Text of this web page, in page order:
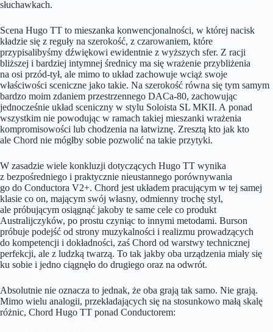
słuchawkach.
Scena Hugo TT to mieszanka konwencjonalności, w której nacisk
kładzie się z reguły na szerokość, z czarowaniem, które
przypisalibyśmy dźwiękowi ewidentnie z wyższych sfer. Z racji
bliższej i bardziej intymnej średnicy ma się wrażenie przybliżenia
na osi przód-tył, ale mimo to układ zachowuje wciąż swoje
właściwości sceniczne jako takie. Na szerokość równa się tym samym
bardzo moim zdaniem przestrzennego DACa-80, zachowując
jednocześnie układ sceniczny w stylu Soloista SL MKII. A ponad
wszystkim nie powodując w ramach takiej mieszanki wrażenia
kompromisowości lub chodzenia na łatwiznę. Zresztą kto jak kto
ale Chord nie mógłby sobie pozwolić na takie przytyki.
W zasadzie wiele konkluzji dotyczących Hugo TT wynika
z bezpośredniego i praktycznie nieustannego porównywania
go do Conductora V2+. Chord jest układem pracującym w tej samej
klasie co on, mającym swój własny, odmienny trochę styl,
ale próbującym osiągnąć jakoby te same cele co produkt
Australijczyków, po prostu czyniąc to innymi metodami. Burson
próbuje podejść od strony muzykalności i realizmu prowadzących
do kompetencji i dokładności, zaś Chord od warstwy technicznej
perfekcji, ale z ludzką twarzą. To tak jakby oba urządzenia miały się
ku sobie i jedno ciągnęło do drugiego oraz na odwrót.
Absolutnie nie oznacza to jednak, że oba grają tak samo. Nie grają.
Mimo wielu analogii, przekładających się na stosunkowo małą skalę
różnic, Chord Hugo TT ponad Conductorem: